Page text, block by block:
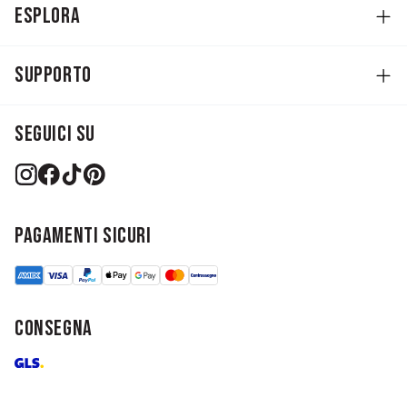
ESPLORA
SUPPORTO
Seguici su
Pagamenti sicuri
CONSEGNA